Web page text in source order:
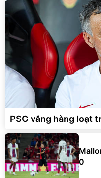
PSG vắng hàng loạt
0